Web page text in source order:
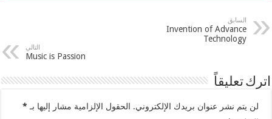
السابق
Invention of Advance
Technology
التالي
Music is Passion
اترك تعليقاً
لن يتم نشر عنوان بريدك الإلكتروني. الحقول الإلزامية مشار إليها بـ *